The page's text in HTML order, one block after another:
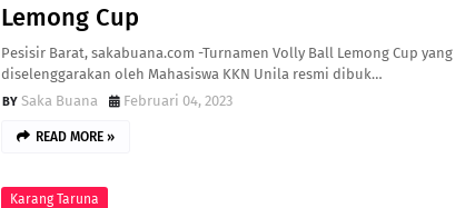
Lemong Cup
Pesisir Barat, sakabuana.com -Turnamen Volly Ball Lemong Cup yang
diselenggarakan oleh Mahasiswa KKN Unila resmi dibuk…
Saka Buana
Februari 04, 2023
READ MORE »
Karang Taruna